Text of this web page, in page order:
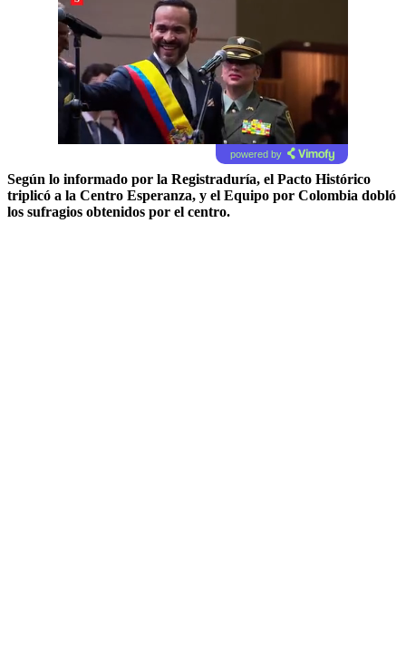
powered by
Según lo informado por la Registraduría, el Pacto Histórico
triplicó a la Centro Esperanza, y el Equipo por Colombia dobló
los sufragios obtenidos por el centro.